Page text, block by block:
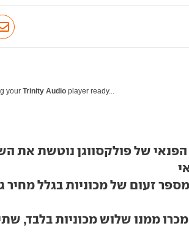
yourTrinity Audio player ready...
של פולקסווגן נוטשת את
זעום של מכוניות בגלל מחיר
ממנו שלוש מכוניות בלבד,